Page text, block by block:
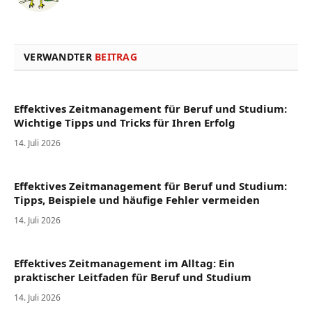
VERWANDTER BEITRAG
Effektives Zeitmanagement für Beruf und Studium:
Wichtige Tipps und Tricks für Ihren Erfolg
14. Juli 2026
Effektives Zeitmanagement für Beruf und Studium:
Tipps, Beispiele und häufige Fehler vermeiden
14. Juli 2026
Effektives Zeitmanagement im Alltag: Ein
praktischer Leitfaden für Beruf und Studium
14. Juli 2026